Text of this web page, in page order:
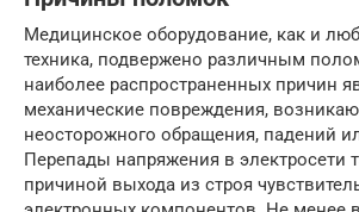
Медицинское оборудование, как и
техника, подвержено различным
наиболее распространенных причин
механические повреждения,
неосторожного обращения, падений
Перепады напряжения в электросети
причиной выхода из строя